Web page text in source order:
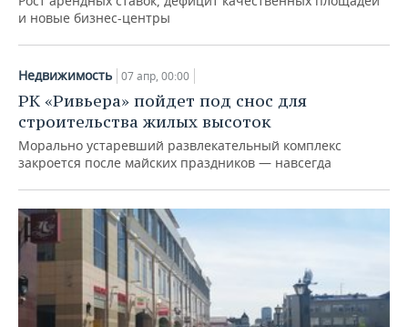
и новые бизнес-центры
Недвижимость 07 апр, 00:00
РК «Ривьера» пойдет под снос для
строительства жилых высоток
Морально устаревший развлекательный комплекс
закроется после майских праздников — навсегда